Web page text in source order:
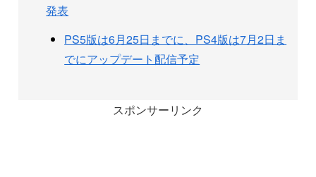
発表
PS5版は6月25日までに、PS4版は7月2日ま
でにアップデート配信予定
スポンサーリンク